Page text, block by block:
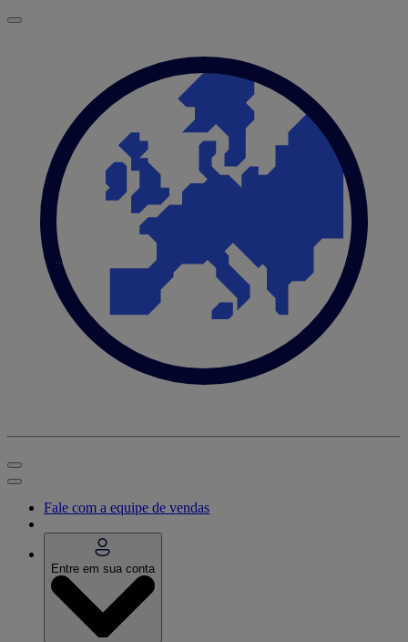
Fale com a equipe de vendas
Entre em sua conta